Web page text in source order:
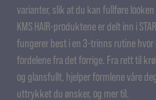
varianter, slik at du kan fullføre
KMS HAIR-produktene er delt inn i
fungerer best i en 3-trinns rutine
fordelene fra det forrige. Fra rett til
og glansfullt, hjelper formlene våre
uttrykket du ønsker, og mer til.